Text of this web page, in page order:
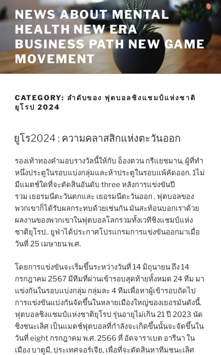
Skip
to
content
NEWS ABOUT MENTAL
HEALTH NEW ERA
BUSINESS PATH NEW GAME
MOVEMENT
CATEGORY: ลำดับของ ฟุตบอลชิงแชมป์แห่งชาติ
ยุโรป 2024
ยูโร2024 : ความคลาสสิกแห่งตะวันออก
รองเท้าทองคำมอบรางวัลนี้ให้กับ อ็องตวน กรีแยซมาน, ผู้ที่ทำ
หนึ่งประตูในรอบแบ่งกลุ่มและห้าประตูในรอบแพ้คัดออก. 1ไม่
มีแมตช์ใดที่จะตัดสินอันดับ three หลังการแข่งขันปี
รวม เยอรมนีตะวันตกและ เยอรมนีตะวันออก . ฟุตบอลของ
พวกเขาก็ได้รับผลกระทบด้วยเช่นกัน มันสะท้อนบอกเราด้วย
ผลงานของพวกเขาในฟุตบอลโลกรวมทั้งเวทีชิงแชมป์แห่ง
ชาติยุโรป.. ยูฟ่าได้ประกาศโปรแกรมการแข่งขันออกมาเมื่อ
วันที่ 25 เมษายน พ.ศ.
โดยการแข่งขันจะเริ่มขึ้นระหว่างวันที่ 14 มิถุนายน ถึง 14
กรกฎาคม 2567 มีทีมที่ผ่านเข้ารอบสุดท้ายทั้งหมด 24 ทีม มา
แข่งกันในรอบแบ่งกลุ่ม กลุ่มละ 4 ทีมเพื่อหาผู้เข้ารอบถัดไป
การแข่งขันแบ่งกันจัดขึ้นในหลายเมืองใหญ่ของเยอรมันดังนี้.
ฟุตบอลชิงแชมป์แห่งชาติยุโรป รุ่นอายุไม่เกิน 21 ปี 2023 นัด
ชิงชนะเลิศ เป็นแมตช์ฟุตบอลที่กำลังจะเกิดขึ้นนั้นจะจัดขึ้นใน
วันที่ eight กรกฎาคม พ.ศ. 2566 ที่ อัดจาราเบต อารีนา ใน
เมือง บาตูมี, ประเทศจอร์เจีย, เพื่อที่จะตัดสินหาทีมชนะเลิศ